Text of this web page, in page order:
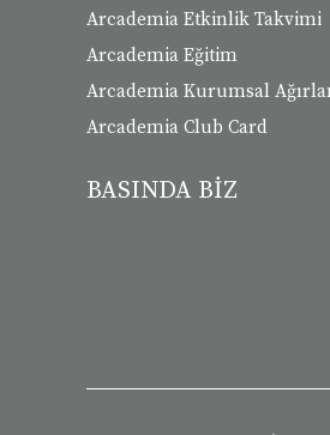
Arcademia Etkinlik Takvimi
Arcademia Eğitim
Arcademia Kurumsal
Arcademia Club Card
BASINDA BİZ